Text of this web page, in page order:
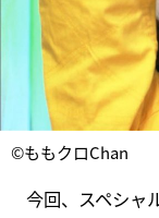
©ももクロChan
今回、スペシャ